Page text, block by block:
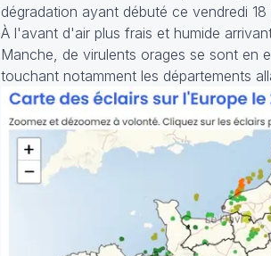
dégradation ayant débuté ce vendredi 18
À l'avant d'air plus frais et humide
Manche, de virulents orages se sont en
touchant notamment les départements